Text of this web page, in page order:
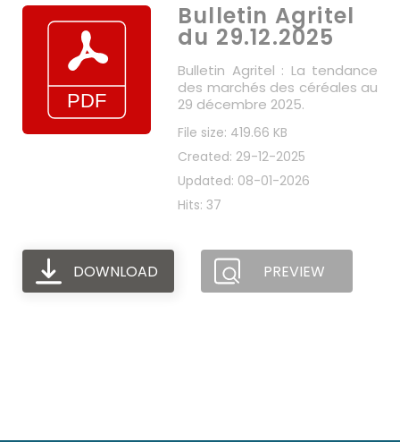
Bulletin Agritel
du 29.12.2025
Bulletin Agritel : La tendance
des marchés des céréales au
29 décembre 2025.
File size: 419.66 KB
Created: 29-12-2025
Updated: 08-01-2026
Hits: 37
DOWNLOAD PREVIEW